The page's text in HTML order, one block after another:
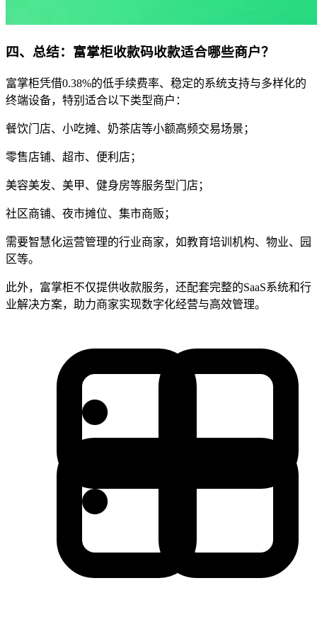
四、总结：富掌柜收款码收款适合哪些商户？
富掌柜凭借0.38%的低手续费率、稳定的系统支持与多样化的
终端设备，特别适合以下类型商户：
餐饮门店、小吃摊、奶茶店等小额高频交易场景；
零售店铺、超市、便利店；
美容美发、美甲、健身房等服务型门店；
社区商铺、夜市摊位、集市商贩；
需要智慧化运营管理的行业商家，如教育培训机构、物业、园
区等。
此外，富掌柜不仅提供收款服务，还配套完整的SaaS系统和行
业解决方案，助力商家实现数字化经营与高效管理。